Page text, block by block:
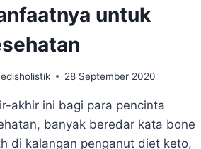
untuk
28 September 2020
akhir ini bagi para pencinta
banyak beredar kata bone
di kalangan penganut diet keto,